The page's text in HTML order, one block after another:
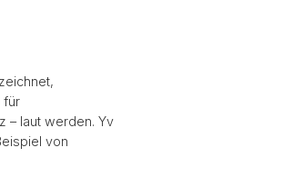
für
– laut werden. Yv
von